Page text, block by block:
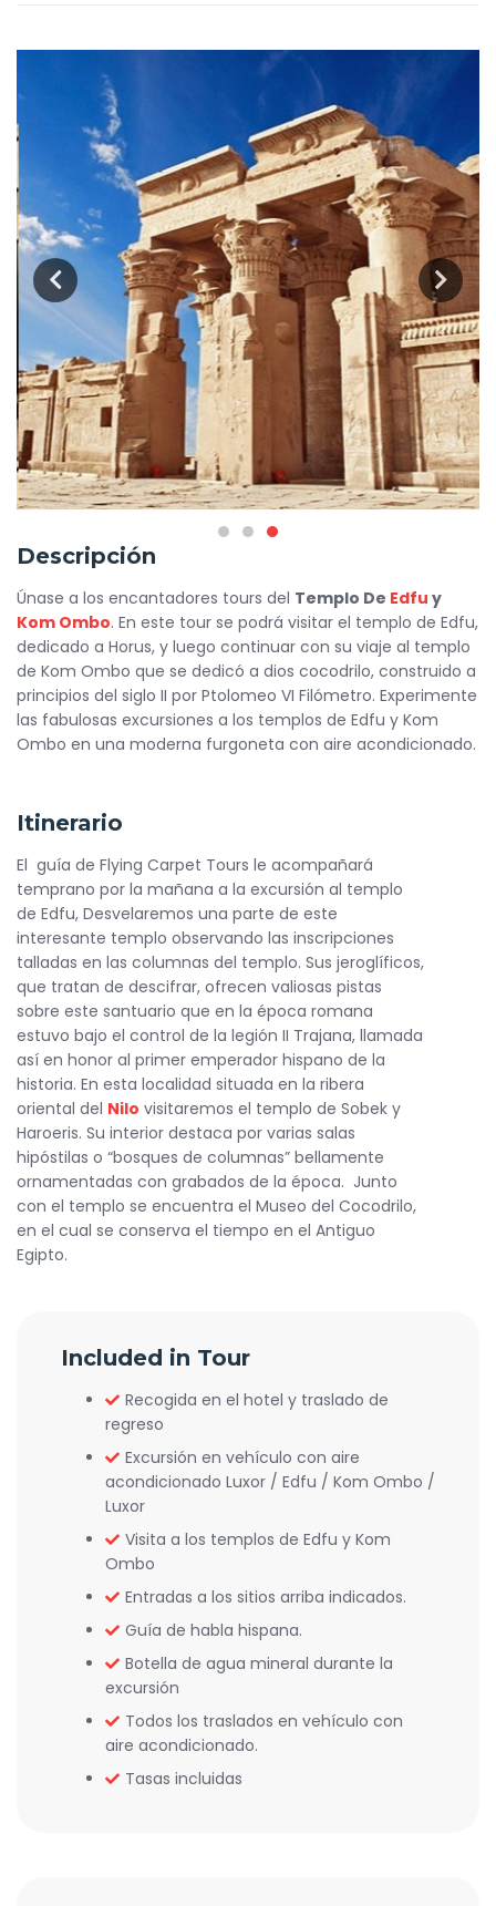
Descripción
Únase a los encantadores tours del Templo De Edfu y
Kom Ombo. En este tour se podrá visitar el templo de Edfu,
dedicado a Horus, y luego continuar con su viaje al templo
de Kom Ombo que se dedicó a dios cocodrilo, construido a
principios del siglo II por Ptolomeo VI Filómetro. Experimente
las fabulosas excursiones a los templos de Edfu y Kom
Ombo en una moderna furgoneta con aire acondicionado.
Itinerario
El guía de Flying Carpet Tours le acompañará
temprano por la mañana a la excursión al templo
de Edfu, Desvelaremos una parte de este
interesante templo observando las inscripciones
talladas en las columnas del templo. Sus jeroglíficos,
que tratan de descifrar, ofrecen valiosas pistas
sobre este santuario que en la época romana
estuvo bajo el control de la legión II Trajana, llamada
así en honor al primer emperador hispano de la
historia. En esta localidad situada en la ribera
oriental del Nilo visitaremos el templo de Sobek y
Haroeris. Su interior destaca por varias salas
hipóstilas o “bosques de columnas” bellamente
ornamentadas con grabados de la época. Junto
con el templo se encuentra el Museo del Cocodrilo,
en el cual se conserva el tiempo en el Antiguo
Egipto.
Included in Tour
Recogida en el hotel y traslado de
regreso
Excursión en vehículo con aire
acondicionado Luxor / Edfu / Kom Ombo /
Luxor
Visita a los templos de Edfu y Kom
Ombo
Entradas a los sitios arriba indicados.
Guía de habla hispana.
Botella de agua mineral durante la
excursión
Todos los traslados en vehículo con
aire acondicionado.
Tasas incluidas